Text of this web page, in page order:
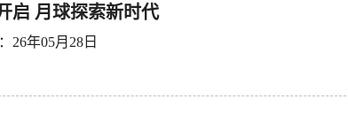
启 月球探索新时代
26年05月28日